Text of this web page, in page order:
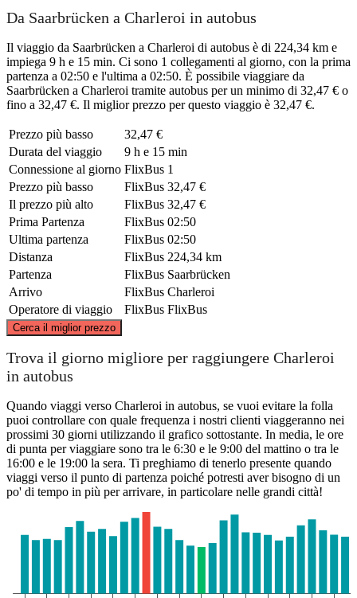
Da Saarbrücken a Charleroi in autobus
Il viaggio da Saarbrücken a Charleroi di autobus è di 224,34 km e
impiega 9 h e 15 min. Ci sono 1 collegamenti al giorno, con la prima
partenza a 02:50 e l'ultima a 02:50. È possibile viaggiare da
Saarbrücken a Charleroi tramite autobus per un minimo di 32,47 € o
fino a 32,47 €. Il miglior prezzo per questo viaggio è 32,47 €.
Prezzo più basso
32,47 €
Durata del viaggio
9 h e 15 min
Connessione al giorno FlixBus 1
Prezzo più basso
FlixBus 32,47 €
Il prezzo più alto
FlixBus 32,47 €
Prima Partenza
FlixBus 02:50
Ultima partenza
FlixBus 02:50
Distanza
FlixBus 224,34 km
Partenza
FlixBus Saarbrücken
Arrivo
FlixBus Charleroi
Operatore di viaggio
FlixBus FlixBus
Cerca il miglior prezzo
©CARTO
Trova il giorno migliore per raggiungere Charleroi
in autobus
Quando viaggi verso Charleroi in autobus, se vuoi evitare la folla
puoi controllare con quale frequenza i nostri clienti viaggeranno nei
prossimi 30 giorni utilizzando il grafico sottostante. In media, le ore
di punta per viaggiare sono tra le 6:30 e le 9:00 del mattino o tra le
16:00 e le 19:00 la sera. Ti preghiamo di tenerlo presente quando
viaggi verso il punto di partenza poiché potresti aver bisogno di un
po' di tempo in più per arrivare, in particolare nelle grandi città!